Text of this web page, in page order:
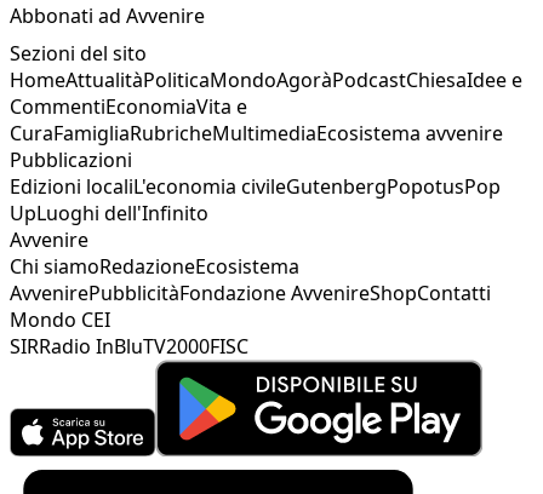
Abbonati ad Avvenire
Sezioni del sito
HomeAttualitàPoliticaMondoAgoràPodcastChiesaIdee e
CommentiEconomiaVita e
CuraFamigliaRubricheMultimediaEcosistema avvenire
Pubblicazioni
Edizioni localiL'economia civileGutenbergPopotusPop
UpLuoghi dell'Infinito
Avvenire
Chi siamoRedazioneEcosistema
AvvenirePubblicitàFondazione AvvenireShopContatti
Mondo CEI
SIRRadio InBluTV2000FISC